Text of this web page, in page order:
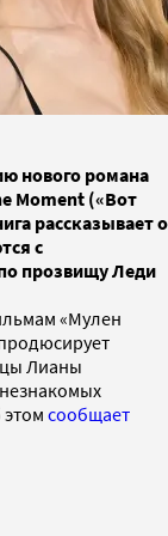
нового романа
Moment («Вот
рассказывает о
с
прозвищу Леди
«Мулен
Лианы
сообщает